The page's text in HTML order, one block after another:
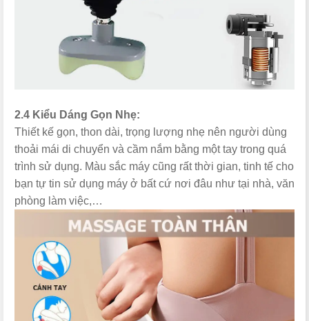
2.4 Kiểu Dáng Gọn Nhẹ:
Thiết kế gọn, thon dài, trọng lượng nhẹ nên người dùng
thoải mái di chuyển và cầm nắm bằng một tay trong quá
trình sử dụng. Màu sắc máy cũng rất thời gian, tinh tế cho
bạn tự tin sử dụng máy ở bất cứ nơi đâu như tại nhà, văn
phòng làm việc,…